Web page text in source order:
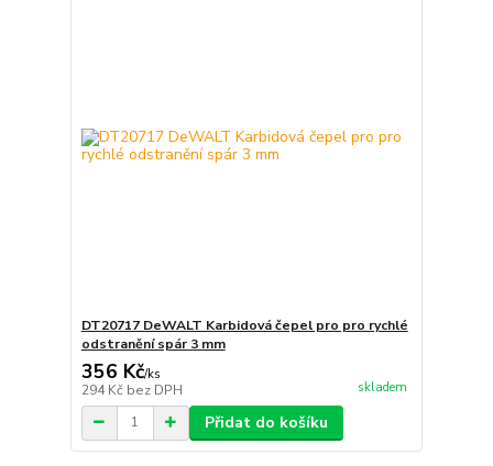
DT20717 DeWALT Karbidová čepel pro pro rychlé
odstranění spár 3 mm
356 Kč/ks
294 Kč bez DPH skladem
Přidat do košíku